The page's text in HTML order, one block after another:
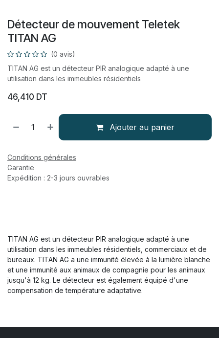
Détecteur de mouvement Teletek
TITAN AG
(0 avis)
TITAN AG est un détecteur PIR analogique adapté à une
utilisation dans les immeubles résidentiels
46,410 DT
Ajouter au panier
Conditions générales
Garantie
Expédition : 2-3 jours ouvrables
TITAN AG est un détecteur PIR analogique adapté à une
utilisation dans les immeubles résidentiels, commerciaux et de
bureaux. TITAN AG a une immunité élevée à la lumière blanche
et une immunité aux animaux de compagnie pour les animaux
jusqu'à 12 kg. Le détecteur est également équipé d'une
compensation de température adaptative.